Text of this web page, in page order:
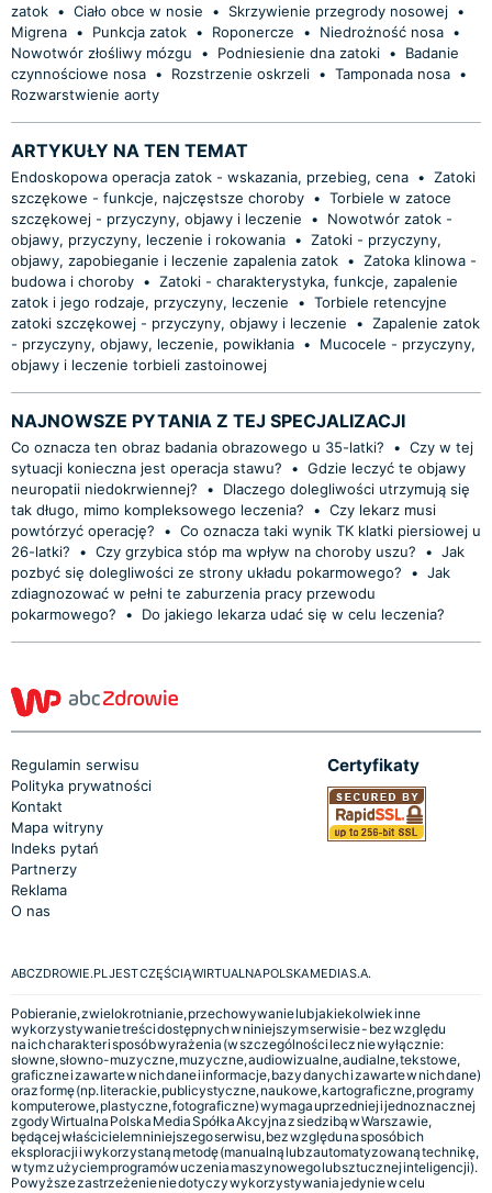
zatok • Ciało obce w nosie • Skrzywienie przegrody nosowej •
Migrena • Punkcja zatok • Roponercze • Niedrożność nosa •
Nowotwór złośliwy mózgu
• Podniesienie dna zatoki •
Badanie
czynnościowe nosa • Rozstrzenie oskrzeli • Tamponada nosa •
Rozwarstwienie aorty
ARTYKUŁY NA TEN TEMAT
Endoskopowa operacja zatok - wskazania, przebieg, cena • Zatoki
szczękowe - funkcje, najczęstsze choroby • Torbiele w zatoce
szczękowej - przyczyny, objawy i leczenie
•
Nowotwór zatok -
objawy, przyczyny, leczenie i rokowania • Zatoki - przyczyny,
objawy, zapobieganie i leczenie zapalenia zatok • Zatoka klinowa -
budowa i choroby • Zatoki - charakterystyka, funkcje, zapalenie
zatok i jego rodzaje, przyczyny, leczenie
• Torbiele retencyjne
zatoki szczękowej - przyczyny, objawy i leczenie
• Zapalenie zatok
- przyczyny, objawy, leczenie, powikłania •
Mucocele - przyczyny,
objawy i leczenie torbieli zastoinowej
NAJNOWSZE PYTANIA Z TEJ SPECJALIZACJI
Co oznacza ten obraz badania obrazowego u 35-latki? • Czy w tej
sytuacji konieczna jest operacja stawu?
• Gdzie leczyć te objawy
neuropatii niedokrwiennej?
•
Dlaczego dolegliwości utrzymują się
tak długo, mimo kompleksowego leczenia?
• Czy lekarz musi
powtórzyć operację?
• Co oznacza taki wynik TK klatki piersiowej u
26-latki?
• Czy grzybica stóp ma wpływ na choroby uszu? • Jak
pozbyć się dolegliwości ze strony układu pokarmowego?
• Jak
zdiagnozować w pełni te zaburzenia pracy przewodu
pokarmowego?
• Do jakiego lekarza udać się w celu leczenia?
Regulamin serwisu
Polityka prywatności
Kontakt
Mapa witryny
Indeks pytań
Partnerzy
Reklama
O nas
Certyfikaty
ABCZDROWIE.PL JEST CZĘŚCIĄ WIRTUALNA POLSKA MEDIA S.A.
Pobieranie, zwielokrotnianie, przechowywanie lub jakiekolwiek inne
wykorzystywanie treści dostępnych w niniejszym serwisie - bez względu
na ich charakter i sposób wyrażenia (w szczególności lecz nie wyłącznie:
słowne, słowno-muzyczne, muzyczne, audiowizualne, audialne, tekstowe,
graficzne i zawarte w nich dane i informacje, bazy danych i zawarte w nich dane)
oraz formę (np. literackie, publicystyczne, naukowe, kartograficzne, programy
komputerowe, plastyczne, fotograficzne) wymaga uprzedniej i jednoznacznej
zgody Wirtualna Polska Media Spółka Akcyjna z siedzibą w Warszawie,
będącej właścicielem niniejszego serwisu, bez względu na sposób ich
eksploracji i wykorzystaną metodę (manualną lub zautomatyzowaną technikę,
w tym z użyciem programów uczenia maszynowego lub sztucznej inteligencji).
Powyższe zastrzeżenie nie dotyczy wykorzystywania jedynie w celu